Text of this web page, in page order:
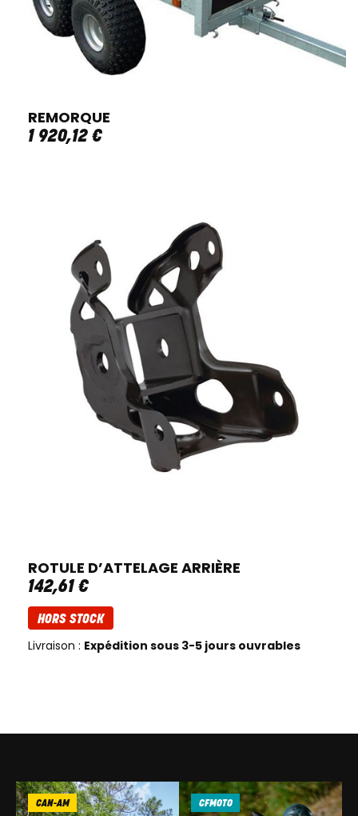
REMORQUE
1 920,12 €
ROTULE D’ATTELAGE ARRIÈRE
142,61 €
HORS STOCK
Livraison : Expédition sous 3-5 jours ouvrables
CAN-AM CFMOTO